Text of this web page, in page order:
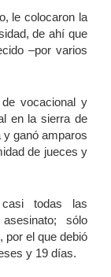
le colocaron la
de ahí que
–por varios
vocacional y
en la sierra de
ganó amparos
de jueces y
todas las
sólo
por el que debió
y 19 días.